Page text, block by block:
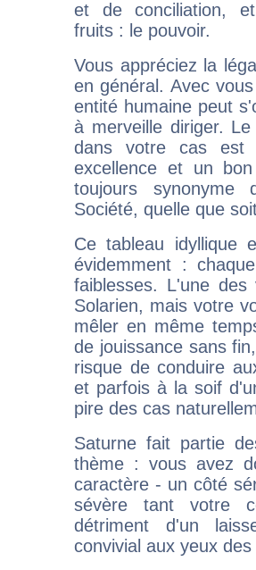
et de conciliation,
fruits : le pouvoir.
Vous appréciez la
en général. Avec
entité humaine peut
à merveille diriger.
dans votre cas est
excellence et un
toujours synonyme
Société, quelle que
Ce tableau idyllique
évidemment :
faiblesses. L'une
Solarien, mais votre
mêler en même
de jouissance sans
risque de conduire
et parfois à la soif
pire des cas
Saturne fait partie
thème : vous avez
caractère - un côté
sévère tant votre
détriment d'un
convivial aux yeux